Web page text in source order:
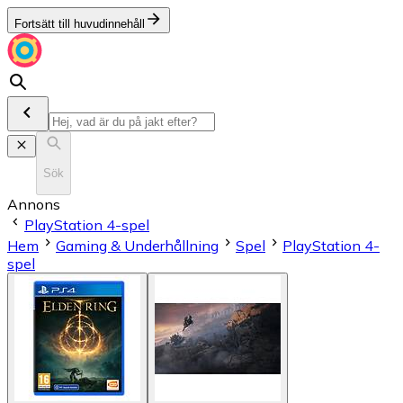
Fortsätt till huvudinnehåll
Sök
Annons
PlayStation 4-spel
Hem
Gaming & Underhållning Spel
PlayStation 4-
spel